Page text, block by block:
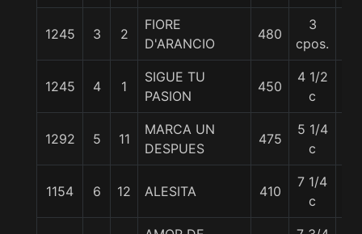
1245 3 2
FIORE
D'ARANCIO
480
3
cpos.
1245 4 1
SIGUE TU
PASION
450
4 1/2
c
1292 5 11
MARCA UN
DESPUES
475
5 1/4
c
1154 6 12 ALESITA 410
7 1/4
c